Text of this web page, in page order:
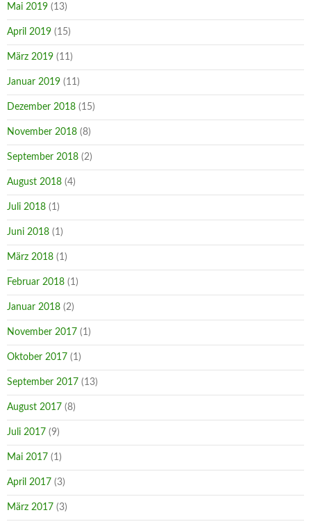
Mai 2019 (13)
April 2019 (15)
März 2019 (11)
Januar 2019 (11)
Dezember 2018 (15)
November 2018 (8)
September 2018 (2)
August 2018 (4)
Juli 2018 (1)
Juni 2018 (1)
März 2018 (1)
Februar 2018 (1)
Januar 2018 (2)
November 2017 (1)
Oktober 2017 (1)
September 2017 (13)
August 2017 (8)
Juli 2017 (9)
Mai 2017 (1)
April 2017 (3)
März 2017 (3)